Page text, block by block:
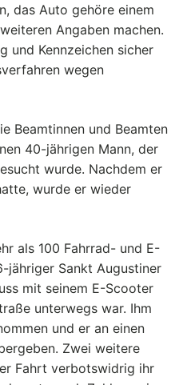
das Auto gehöre einem
Angaben machen.
und Kennzeichen sicher
wegen
Beamtinnen und Beamten
40-jährigen Mann, der
wurde. Nachdem er
wurde er wieder
als 100 Fahrrad- und E-
jähriger Sankt Augustiner
mit seinem E-Scooter
unterwegs war. Ihm
und er an einen
Zwei weitere
Fahrt verbotswidrig ihr